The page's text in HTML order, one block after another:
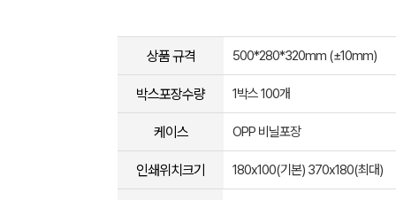
상품 규격 500*280*320mm (±10mm)
박스포장수량 1박스 100개
케이스 OPP 비닐포장
인쇄위치크기 180x100(기본) 370x180(최대)